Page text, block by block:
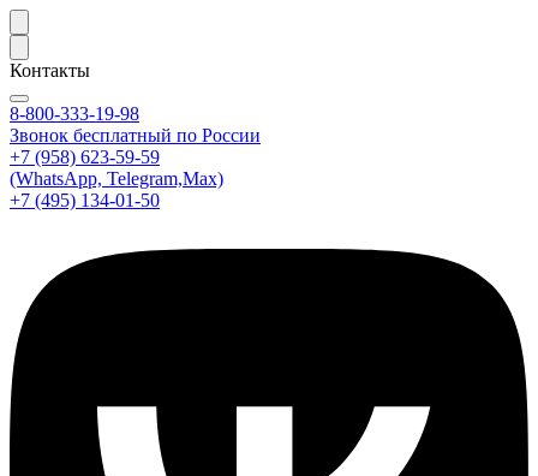
Контакты
8-800-333-19-98
Звонок бесплатный по России
+7 (958) 623-59-59
(WhatsApp, Telegram,Max)
+7 (495) 134-01-50